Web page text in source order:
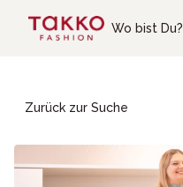
Wo bist Du?
Zurück zur Suche